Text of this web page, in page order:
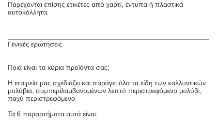
Παρέχονται επίσης ετικέτες από χαρτί, έντυπα ή πλαστικά
αυτοκόλλητα.
Γενικές ερωτήσεις
Ποιά είναι τα κύρια προϊόντα σας;
Η εταιρεία μας σχεδιάζει και παράγει όλα τα είδη των καλλυντικών
μολύβια, συμπεριλαμβανομένων λεπτό περιστρεφόμενο μολύβι,
παχύ περιστρεφόμενο
Τα 6 παραρτήματα αυτά είναι: